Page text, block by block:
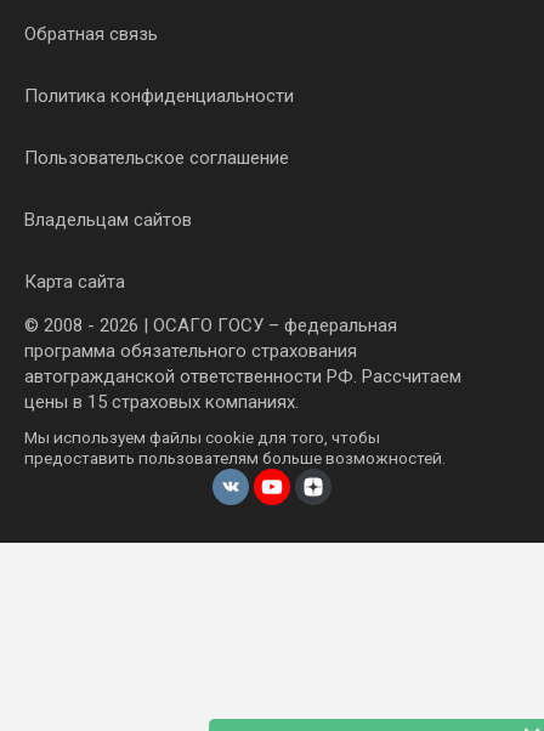
Обратная связь
Политика конфиденциальности
Пользовательское соглашение
Владельцам сайтов
Карта сайта
© 2008 - 2026 | ОСАГО ГОСУ – федеральная
программа обязательного страхования
автогражданской ответственности РФ. Рассчитаем
цены в 15 страховых компаниях.
Мы используем файлы cookie для того, чтобы
предоставить пользователям больше возможностей.